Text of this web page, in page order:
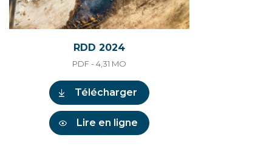
RDD 2024
PDF - 4,31 MO
Télécharger
Lire en ligne